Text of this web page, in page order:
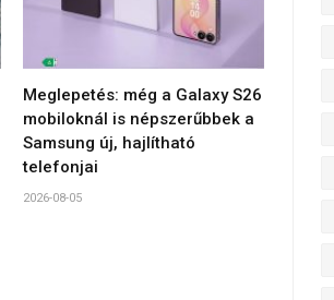
Meglepetés: még a Galaxy S26
mobiloknál is népszerűbbek a
Samsung új, hajlítható
telefonjai
2026-08-05